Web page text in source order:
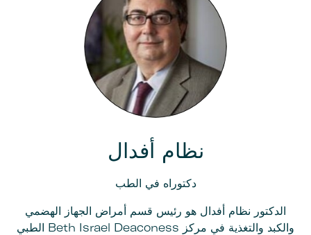
نظام أفدال
دكتوراه في الطب
الدكتور نظام أفدال هو رئيس قسم أمراض الجهاز الهضمي
والكبد والتغذية في مركز Beth Israel Deaconess الطبي